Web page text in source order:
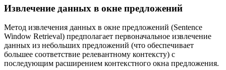
Извлечение данных в окне предложений
Метод извлечения данных в окне предложений (Sentence
Window Retrieval) предполагает первоначальное извлечение
данных из небольших предложений (что обеспечивает
большее соответствие релевантному контексту) с
последующим расширением контекстного окна предложения.